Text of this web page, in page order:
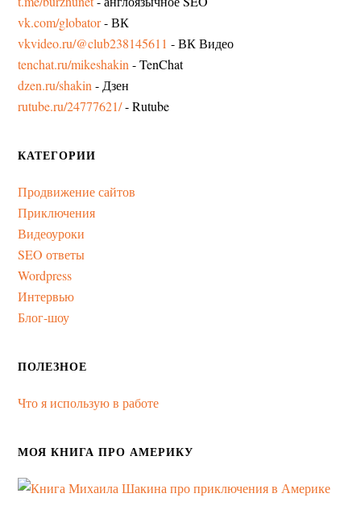
vk.com/globator- ВК
vkvideo.ru/@club238145611 - ВК Видео
tenchat.ru/mikeshakin - TenChat
dzen.ru/shakin - Дзен
rutube.ru/24777621/- Rutube
КАТЕГОРИИ
Продвижение сайтов
Приключения
Видеоуроки
SEO ответы
Wordpress
Интервью
Блог-шоу
ПОЛЕЗНОЕ
Что я использую в работе
МОЯ КНИГА ПРО АМЕРИКУ